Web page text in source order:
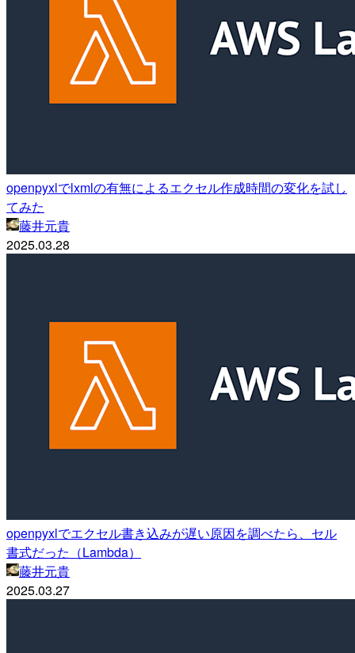
openpyxlでlxmlの有無によるエクセル作成時間の変化を試し
てみた
藤井元貴
2025.03.28
openpyxlでエクセル書き込みが遅い原因を調べたら、セル
書式だった（Lambda）
藤井元貴
2025.03.27